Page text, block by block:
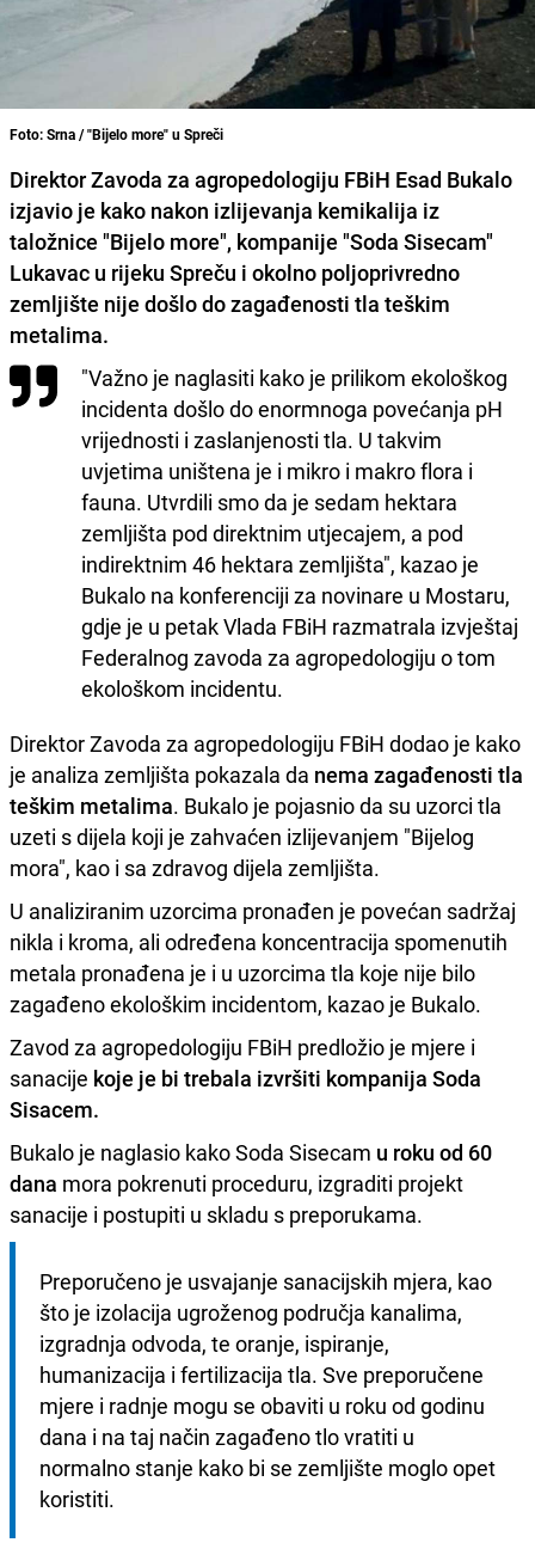
Foto: Srna / "Bijelo more" u Spreči
Direktor Zavoda za agropedologiju FBiH Esad Bukalo
izjavio je kako nakon izlijevanja kemikalija iz
taložnice "Bijelo more", kompanije "Soda Sisecam"
Lukavac u rijeku Spreču i okolno poljoprivredno
zemljište nije došlo do zagađenosti tla teškim
metalima.
"Važno je naglasiti kako je prilikom ekološkog
incidenta došlo do enormnoga povećanja pH
vrijednosti i zaslanjenosti tla. U takvim
uvjetima uništena je i mikro i makro flora i
fauna. Utvrdili smo da je sedam hektara
zemljišta pod direktnim utjecajem, a pod
indirektnim 46 hektara zemljišta", kazao je
Bukalo na konferenciji za novinare u Mostaru,
gdje je u petak Vlada FBiH razmatrala izvještaj
Federalnog zavoda za agropedologiju o tom
ekološkom incidentu.
Direktor Zavoda za agropedologiju FBiH dodao je kako
je analiza zemljišta pokazala da nema zagađenosti tla
teškim metalima. Bukalo je pojasnio da su uzorci tla
uzeti s dijela koji je zahvaćen izlijevanjem "Bijelog
mora", kao i sa zdravog dijela zemljišta.
U analiziranim uzorcima pronađen je povećan sadržaj
nikla i kroma, ali određena koncentracija spomenutih
metala pronađena je i u uzorcima tla koje nije bilo
zagađeno ekološkim incidentom, kazao je Bukalo.
Zavod za agropedologiju FBiH predložio je mjere i
sanacije koje je bi trebala izvršiti kompanija Soda
Sisacem.
Bukalo je naglasio kako Soda Sisecam u roku od 60
dana mora pokrenuti proceduru, izgraditi projekt
sanacije i postupiti u skladu s preporukama.
Preporučeno je usvajanje sanacijskih mjera, kao
što je izolacija ugroženog područja kanalima,
izgradnja odvoda, te oranje, ispiranje,
humanizacija i fertilizacija tla. Sve preporučene
mjere i radnje mogu se obaviti u roku od godinu
dana i na taj način zagađeno tlo vratiti u
normalno stanje kako bi se zemljište moglo opet
koristiti.